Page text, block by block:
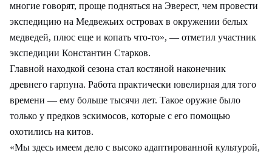
многие говорят, проще подняться на Эверест, чем провести
экспедицию на Медвежьих островах в окружении белых
медведей, плюс еще и копать что-то», — отметил участник
экспедиции Константин Старков.
Главной находкой сезона стал костяной наконечник
древнего гарпуна. Работа практически ювелирная для того
времени — ему больше тысячи лет. Такое оружие было
только у предков эскимосов, которые с его помощью
охотились на китов.
«Мы здесь имеем дело с высоко адаптированной культурой,